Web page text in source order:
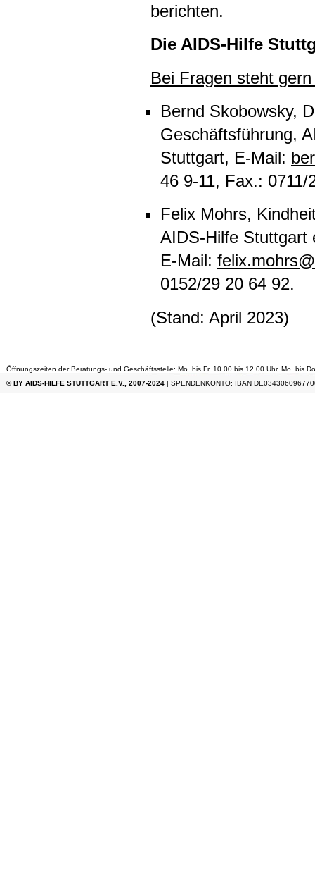
berichten.
Die AIDS-Hilfe
Bei Fragen steht
Bernd Skobowsky,
Geschäftsführung,
Stuttgart, E-Mail:
46 9-11, Fax.: 0711/
Felix Mohrs,
AIDS-Hilfe Stuttgart
E-Mail:
0152/29 20 64 92.
(Stand: April 2023)
Öffnungszeiten der Beratungs- und Geschäftsstelle: Mo. bis Fr. 10.00 bis 12.00 Uhr, Mo. bis
© BY AIDS-HILFE STUTTGART E.V., 2007-2024 | SPENDENKONTO: IBAN